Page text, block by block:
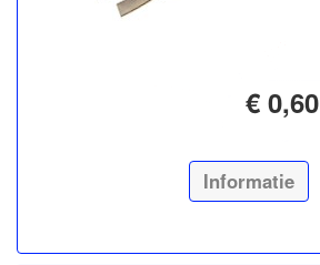
€ 0,60
Informatie